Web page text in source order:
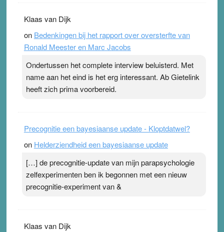
Klaas van Dijk
on Bedenkingen bij het rapport over oversterfte van
Ronald Meester en Marc Jacobs
Ondertussen het complete interview beluisterd. Met
name aan het eind is het erg interessant. Ab Gietelink
heeft zich prima voorbereid.
Precognitie een bayesiaanse update - Kloptdatwel?
on Helderziendheid een bayesiaanse update
[…] de precognitie-update van mijn parapsychologie
zelfexperimenten ben ik begonnen met een nieuw
precognitie-experiment van &
Klaas van Dijk